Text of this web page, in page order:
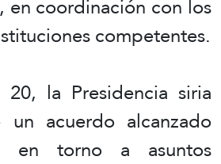
competentes.
la Presidencia siria
acuerdo alcanzado
en torno a asuntos